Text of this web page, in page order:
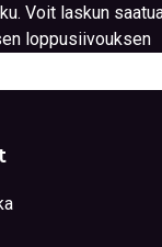
Voit laskun
loppusiivouksen